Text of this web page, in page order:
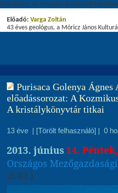
létezésére, Az ecuadori kutatások
Előadó: Varga Zoltán
43 éves geológus, a Móricz János
Purisaca Golenya
előadássorozat: A
A kristálykönyvtár titkai
13 éve | [Törölt felhasználó] | 0
2013. június 14.
Országos
út 93.)